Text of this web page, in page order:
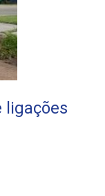
ligações